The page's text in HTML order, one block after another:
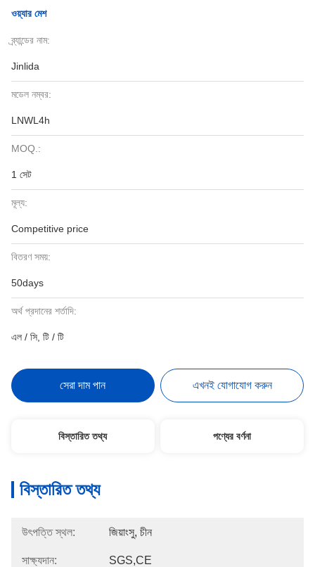
ওয়্যার মেশ
ব্র্যান্ডের নাম:
Jinlida
মডেল নম্বর:
LNWL4h
MOQ.:
1 সেট
মূল্য:
Competitive price
বিতরণ সময়:
50days
অর্থ প্রদানের শর্তাদি:
এল / সি, টি / টি
সেরা দাম পান এখনই যোগাযোগ করুন
বিস্তারিত তথ্য পণ্যের বর্ণনা
বিস্তারিত তথ্য
উৎপত্তি স্থল: জিয়াংসু, চীন
সাক্ষ্যদান: SGS,CE